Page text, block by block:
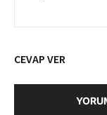
CEVAP VER